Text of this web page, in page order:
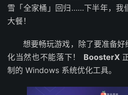
雪「全家桶」回归……下半年，我
大餐！
想要畅玩游戏，除了要准备
化当然也不能落下！ BoosterX
制的 Windows 系统优化工具。